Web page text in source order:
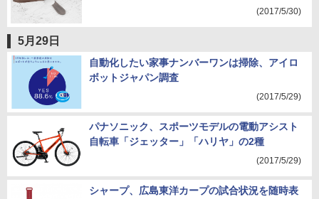
(2017/5/30)
5月29日
自動化したい家事ナンバーワンは掃除、アイロ
ボットジャパン調査
(2017/5/29)
パナソニック、スポーツモデルの電動アシスト
自転車「ジェッター」「ハリヤ」の2種
(2017/5/29)
シャープ、広島東洋カープの試合状況を随時表